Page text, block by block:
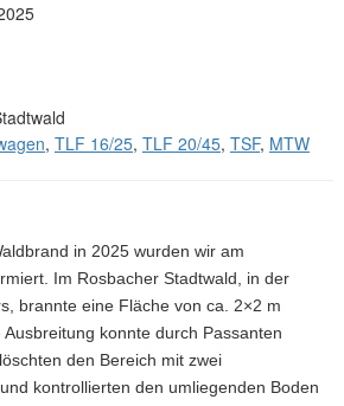
, TLF 16/25, TLF 20/45, TSF, MTW
in 2025 wurden wir am
Im Rosbacher Stadtwald, in der
brannte eine Fläche von ca. 2×2 m
konnte durch Passanten
den Bereich mit zwei
kontrollierten den umliegenden Boden